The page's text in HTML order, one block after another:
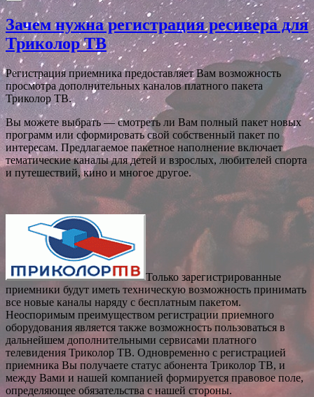
Зачем нужна регистрация ресивера для
Триколор ТВ
Регистрация приемника предоставляет Вам возможность
просмотра дополнительных каналов платного пакета
Триколор ТВ.
Вы можете выбрать — смотреть ли Вам полный пакет новых
программ или сформировать свой собственный пакет по
интересам. Предлагаемое пакетное наполнение включает
тематические каналы для детей и взрослых, любителей спорта
и путешествий, кино и многое другое.
Только зарегистрированные
приемники будут иметь техническую возможность принимать
все новые каналы наряду с бесплатным пакетом.
Неоспоримым преимуществом регистрации приемного
оборудования является также возможность пользоваться в
дальнейшем дополнительными сервисами платного
телевидения Триколор ТВ. Одновременно с регистрацией
приемника Вы получаете статус абонента Триколор ТВ, и
между Вами и нашей компанией формируется правовое поле,
определяющее обязательства с нашей стороны.